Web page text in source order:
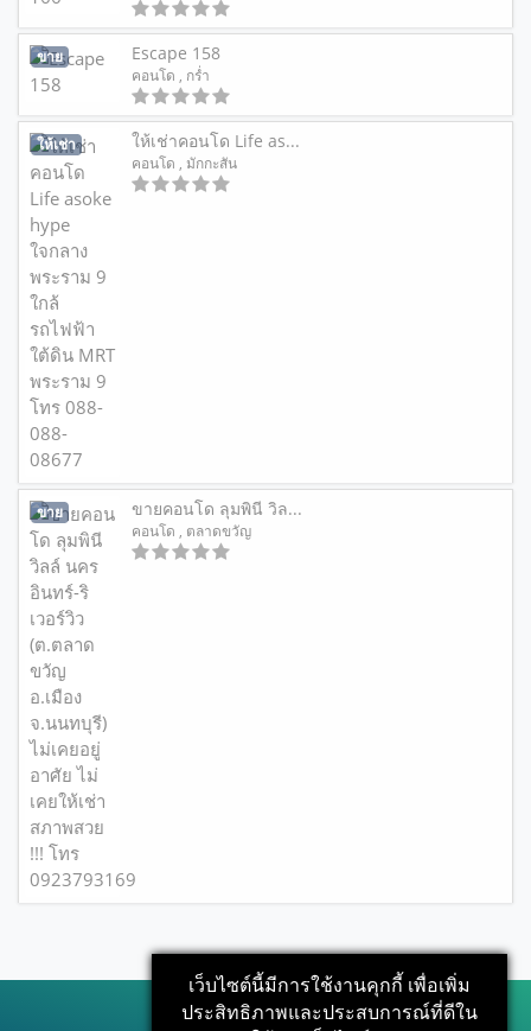
ขาย Escape 158
คอนโด , กร่ำ
ให้เช่า ให้เช่าคอนโด Life as...
คอนโด , มักกะสัน
ขาย ขายคอนโด ลุมพินี วิล...
คอนโด , ตลาดขวัญ
เว็บไซต์นี้มีการใช้งานคุกกี้ เพื่อเพิ่ม
ประสิทธิภาพและประสบการณ์ที่ดีใน